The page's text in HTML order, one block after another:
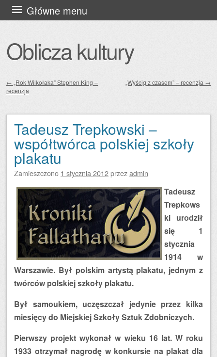
Oblicza kultury
Główne menu
Przejdź
do
Zobacz wpisy
← „Rok Wilkołaka” Stephen King –
recenzja
„Wyścig z czasem” – recenzja →
Tadeusz Trepkowski –
współtwórca polskiej szkoły
plakatu
Zamieszczono 1 stycznia 2012przezadmin
Tadeusz
Trepkows
ki urodził
się 1
stycznia
1914 w
Warszawie. Był polskim artystą plakatu, jednym z
twórców polskiej szkoły plakatu.
Był samoukiem, uczęszczał jedynie przez kilka
miesięcy do Miejskiej Szkoły Sztuk Zdobniczych.
Pierwszy projekt wykonał w wieku 16 lat. W roku
1933 otrzymał nagrodę w konkursie na plakat dla